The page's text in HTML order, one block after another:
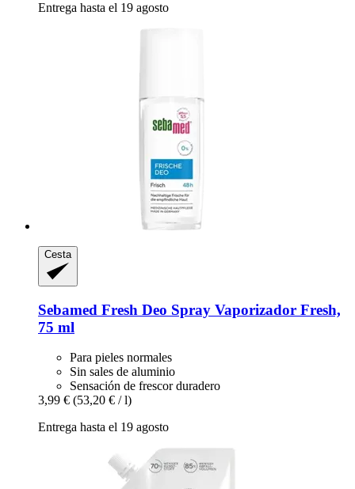
Entrega hasta el 19 agosto
Cesta
Sebamed Fresh Deo Spray Vaporizador Fresh,
75 ml
Para pieles normales
Sin sales de aluminio
Sensación de frescor duradero
3,99 € (53,20 € / l)
Entrega hasta el 19 agosto